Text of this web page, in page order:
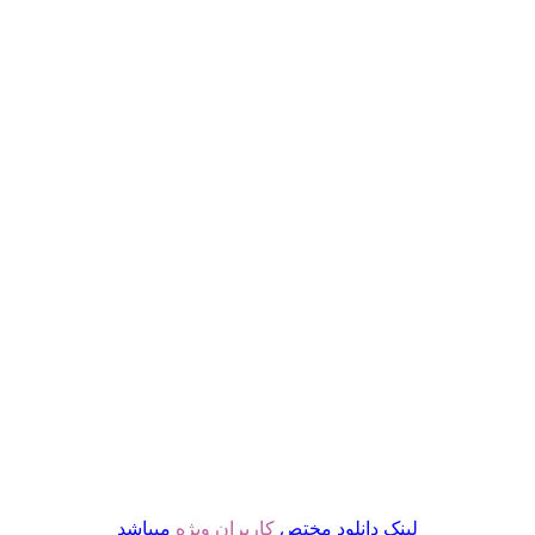
لینک دانلود مختص کاربران ویژه میباشد